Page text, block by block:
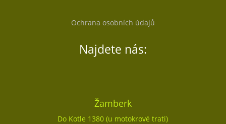
Ochrana osobních údajů
Najdete nás:
Žamberk
Do Kotle 1380 (u motokrové trati)